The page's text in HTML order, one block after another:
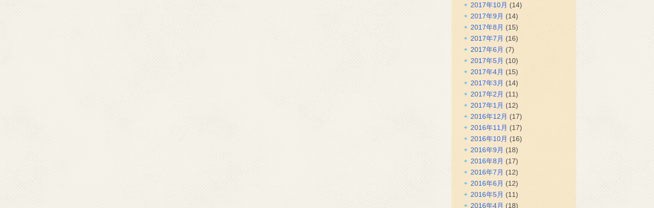
2017年10月 (14)
2017年9月 (14)
2017年8月 (15)
2017年7月 (16)
2017年6月 (7)
2017年5月 (10)
2017年4月 (15)
2017年3月 (14)
2017年2月 (11)
2017年1月 (12)
2016年12月 (17)
2016年11月 (17)
2016年10月 (16)
2016年9月 (18)
2016年8月 (17)
2016年7月 (12)
2016年6月 (12)
2016年5月 (11)
2016年4月 (18)